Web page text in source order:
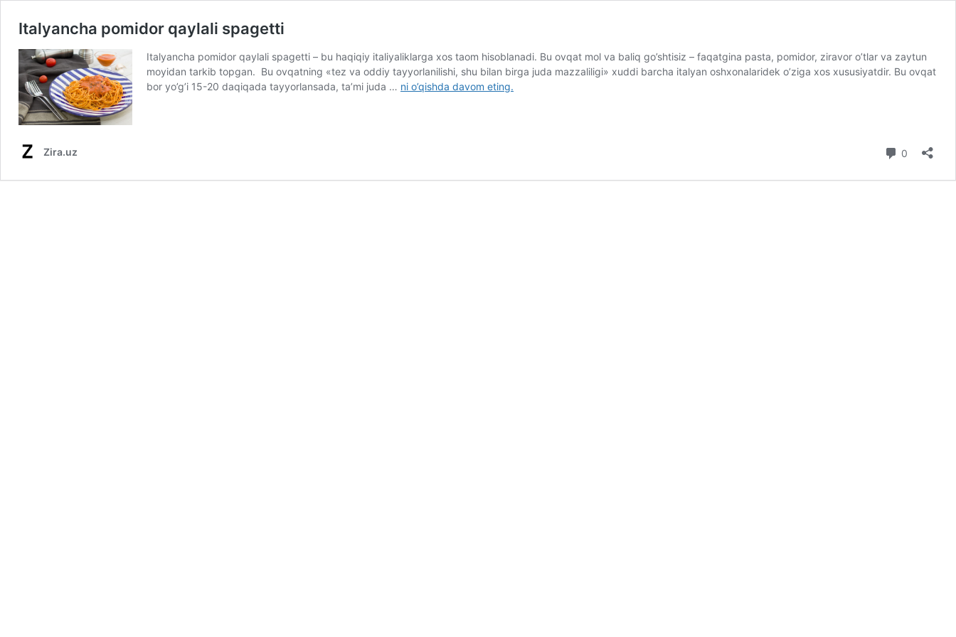
Italyancha pomidor qaylali spagetti
Italyancha pomidor qaylali spagetti – bu haqiqiy italiyaliklarga xos taom hisoblanadi. Bu ovqat mol va baliq go’shtisiz – faqatgina pasta, pomidor, ziravor o’tlar va zaytun
moyidan tarkib topgan. Bu ovqatning «tez va oddiy tayyorlanilishi, shu bilan birga juda mazzaliligi» xuddi barcha italyan oshxonalaridek o’ziga xos xususiyatdir. Bu ovqat
bor yo’g’i 15-20 daqiqada tayyorlansada, ta’mi juda … ni o’qishda davom eting.
Zira.uz 0